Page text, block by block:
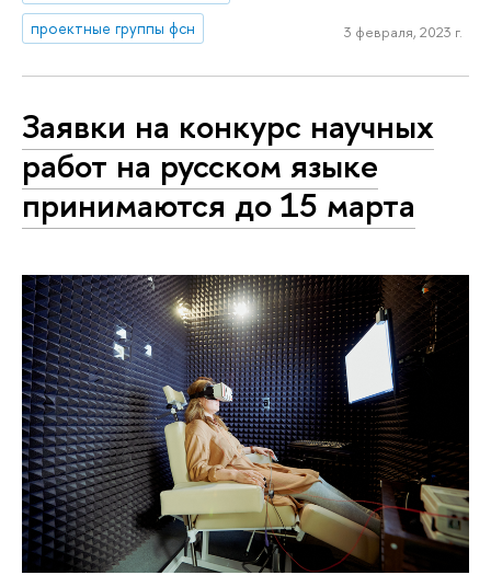
проектные группы фсн
3 февраля, 2023 г.
Заявки на конкурс научных
работ на русском языке
принимаются до 15 марта